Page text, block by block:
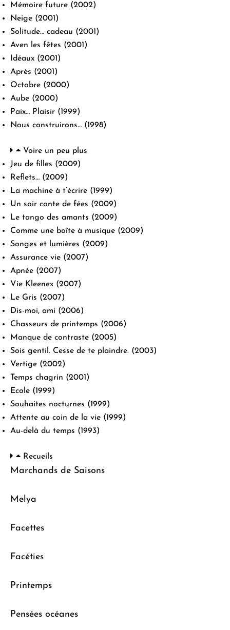
Mémoire future (2002)
Neige (2001)
Solitude… cadeau (2001)
Aven les fêtes (2001)
Idéaux (2001)
Après (2001)
Octobre (2000)
Aube (2000)
Paix… Plaisir (1999)
Nous construirons… (1998)
Voire un peu plus
Jeu de filles (2009)
Reflets… (2009)
La machine à t’écrire (1999)
Un soir conte de fées (2009)
Le tango des amants (2009)
Comme une boîte à musique (2009)
Songes et lumières (2009)
Assurance vie (2007)
Apnée (2007)
Vie Kleenex (2007)
Le Gris (2007)
Dis-moi, ami (2006)
Chasseurs de printemps (2006)
Manque de contraste (2005)
Sois gentil. Cesse de te plaindre. (2003)
Vertige (2002)
Temps chagrin (2001)
Ecole (1999)
Souhaites nocturnes (1999)
Attente au coin de la vie (1999)
Au-delà du temps (1993)
Recueils
Marchands de Saisons
Melya
Facettes
Facéties
Printemps
Pensées océanes